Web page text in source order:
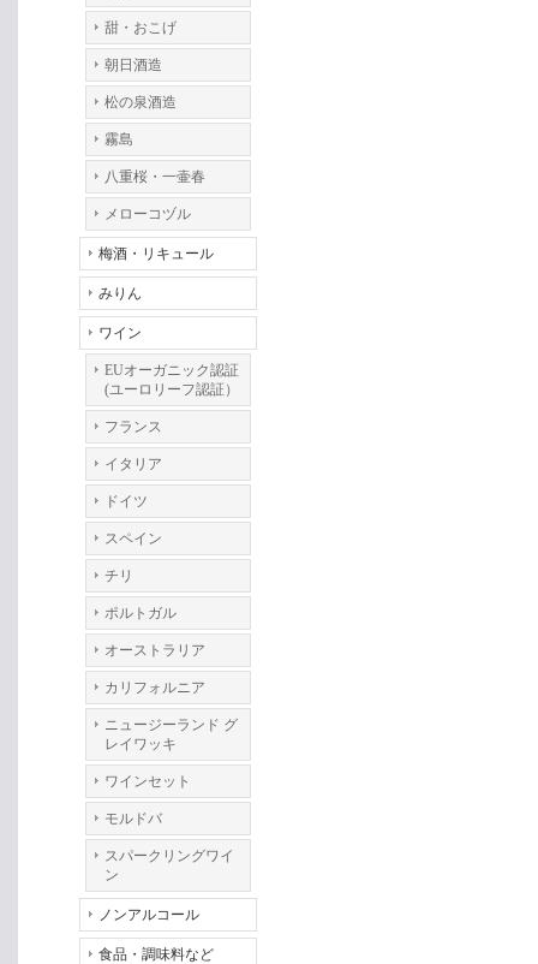
甜・おこげ
朝日酒造
松の泉酒造
霧島
八重桜・一壷春
メローコヅル
梅酒・リキュール
みりん
ワイン
EUオーガニック認証
(ユーロリーフ認証）
フランス
イタリア
ドイツ
スペイン
チリ
ポルトガル
オーストラリア
カリフォルニア
ニュージーランド グ
レイワッキ
ワインセット
モルドバ
スパークリングワイ
ン
ノンアルコール
食品・調味料など